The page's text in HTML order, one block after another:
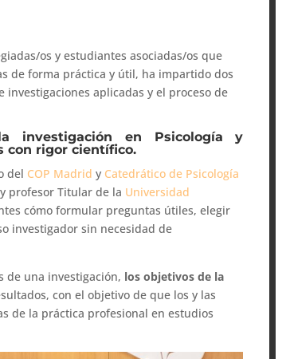
os y estudiantes asociadas/os que
de forma práctica y útil, ha impartido dos
aplicadas y el proceso de
investigación en Psicología y
con rigor científico.
del COP Madrid y Catedrático de Psicología
profesor Titular de la Universidad
cómo formular preguntas útiles, elegir
investigador sin necesidad de
de una investigación, los objetivos de la
con el objetivo de que los y las
de la práctica profesional en estudios